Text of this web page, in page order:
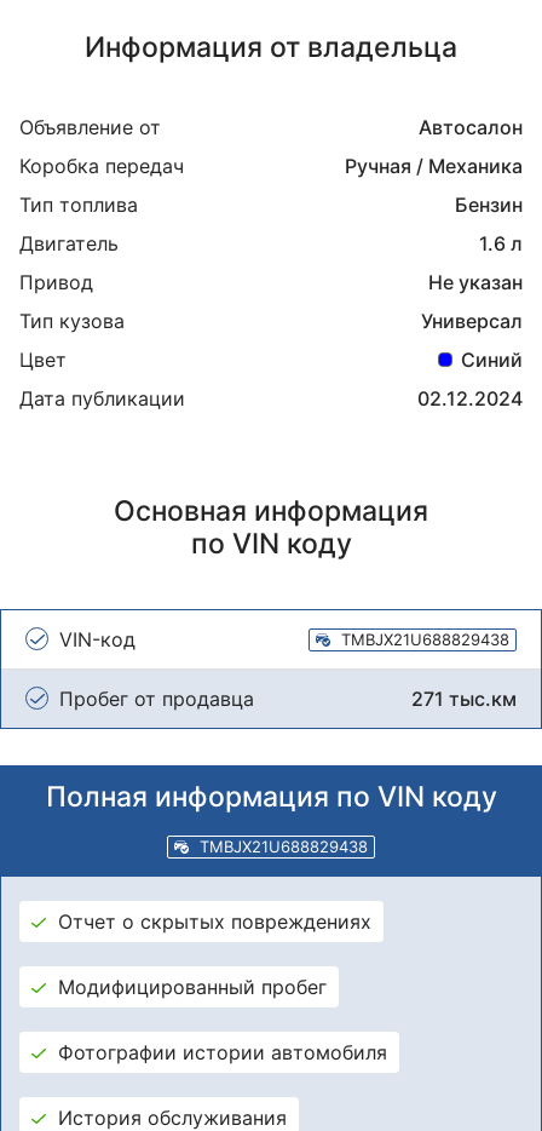
Информация от владельца
Объявление от
Автосалон
Коробка передач
Ручная / Механика
Тип топлива
Бензин
Двигатель
1.6 л
Привод
Не указан
Тип кузова
Универсал
Цвет
Синий
Дата публикации
02.12.2024
Основная информация
по VIN коду
VIN-код TMBJX21U688829438
Пробег от продавца 271 тыс.км
Полная информация по VIN коду
TMBJX21U688829438
Отчет о скрытых повреждениях
Модифицированный пробег
Фотографии истории автомобиля
История обслуживания